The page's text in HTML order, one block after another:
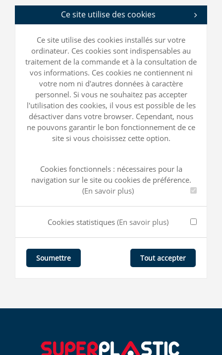
Ce site utilise des cookies
Ce site utilise des cookies installés sur votre
ordinateur. Ces cookies sont indispensables au
traitement de la commande et à la consultation de
vos informations. Ces cookies ne contiennent ni
votre nom ni d'autres données à caractère
personnel. Si vous ne souhaitez pas accepter
l'utilisation des cookies, il vous est possible de les
désactiver dans votre browser. Cependant, nous
ne pouvons garantir le bon fonctionnement de ce
site si vous choisissez cette option.
Cookies fonctionnels : nécessaires pour la
navigation sur le site ou cookies de préférence.
(En savoir plus)
Cookies statistiques (En savoir plus)
Soumettre Tout accepter